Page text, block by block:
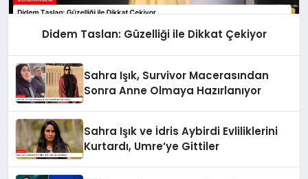
Didem Taslan: Güzelliği ile Dikkat Çekiyor
Sahra Işık, Survivor Macerasından
Sonra Anne Olmaya Hazırlanıyor
Sahra Işık ve İdris Aybirdi Evliliklerini
Kurtardı, Umre’ye Gittiler